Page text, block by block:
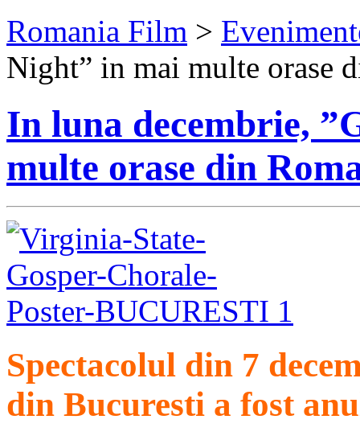
Romania Film >
Night” in mai multe orase
In luna decembrie,
multe orase din
Spectacolul din 7
din Bucuresti a fost